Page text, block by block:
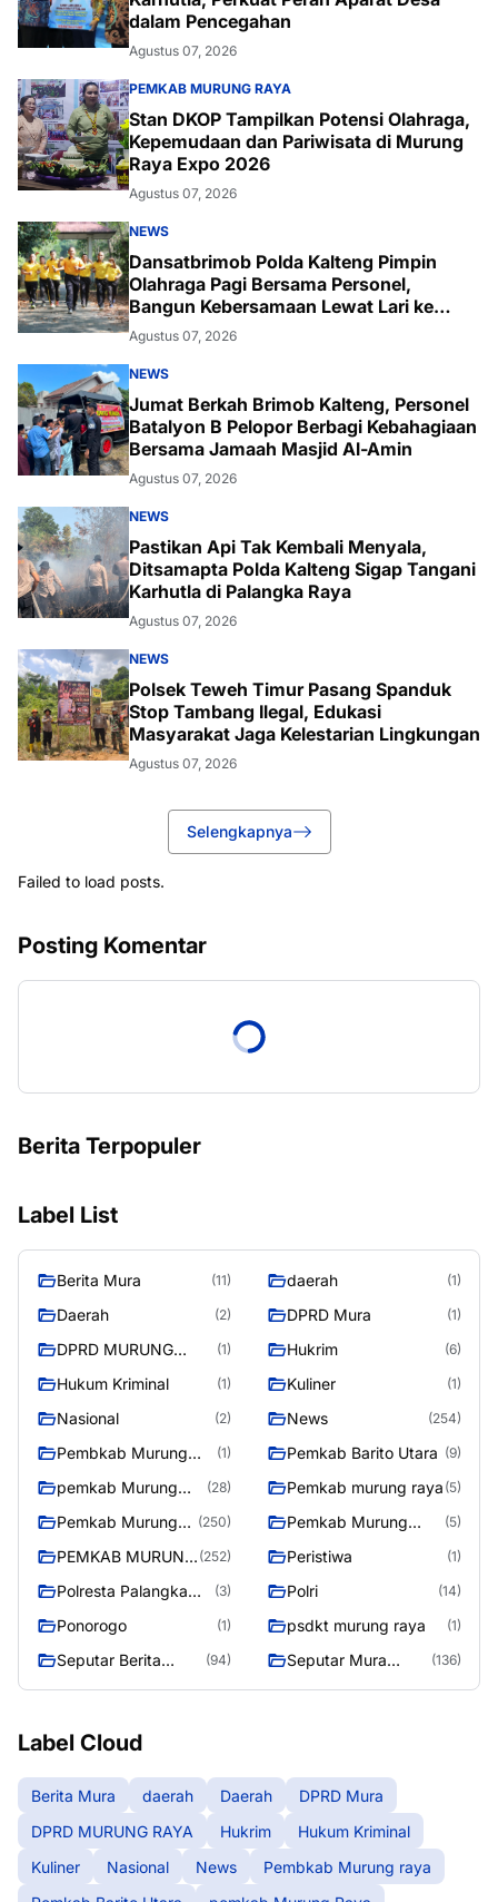
dalam Pencegahan
Agustus 07, 2026
PEMKAB MURUNG RAYA
Stan DKOP Tampilkan Potensi Olahraga,
Kepemudaan dan Pariwisata di Murung
Raya Expo 2026
Agustus 07, 2026
NEWS
Dansatbrimob Polda Kalteng Pimpin
Olahraga Pagi Bersama Personel,
Bangun Kebersamaan Lewat Lari ke
Bukit Baranahu
Agustus 07, 2026
NEWS
Jumat Berkah Brimob Kalteng, Personel
Batalyon B Pelopor Berbagi Kebahagiaan
Bersama Jamaah Masjid Al-Amin
Agustus 07, 2026
NEWS
Pastikan Api Tak Kembali Menyala,
Ditsamapta Polda Kalteng Sigap Tangani
Karhutla di Palangka Raya
Agustus 07, 2026
NEWS
Polsek Teweh Timur Pasang Spanduk
Stop Tambang Ilegal, Edukasi
Masyarakat Jaga Kelestarian Lingkungan
Agustus 07, 2026
Selengkapnya
Failed to load posts.
Posting Komentar
Berita Terpopuler
Label List
Berita Mura (11) daerah (1)
Daerah (2) DPRD Mura (1)
DPRD MURUNG
(1) Hukrim (6)
Hukum Kriminal (1) Kuliner (1)
Nasional (2) News (254)
Pembkab Murung
(1) Pemkab Barito Utara (9)
pemkab Murung
(28) Pemkab murung raya (5)
Pemkab Murung
(250)
Pemkab Murung
(5)
PEMKAB MURUNG (252) Peristiwa (1)
Polresta Palangka
(3) Polri (14)
Ponorogo (1) psdkt murung raya (1)
Seputar Berita
(94)
Seputar Mura
(136)
Label Cloud
Berita Mura daerah Daerah
DPRD Mura
DPRD MURUNG RAYA
Hukrim
Hukum Kriminal
Kuliner
Nasional News
Pembkab Murung raya